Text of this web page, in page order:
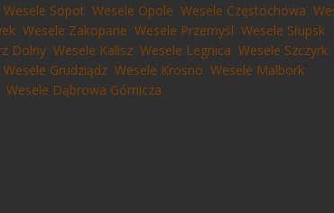
Wesele Sopot Wesele Opole Wesele Częstochowa
Wesele Zakopane Wesele Przemyśl Wesele Słupsk
Dolny Wesele Kalisz Wesele Legnica Wesele Szczyrk
Wesele Grudziądz Wesele Krosno Wesele Malbork
Wesele Dąbrowa Górnicza